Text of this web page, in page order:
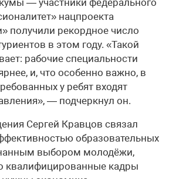
нацпроекта
получили рекордное число
в этом году. «Такой
рабочие специальности
и, что особенно важно, в
у ребят входят
— подчеркнул он.
Сергей Кравцов связал
образовательных
выбором молодёжи,
квалифицированные кадры